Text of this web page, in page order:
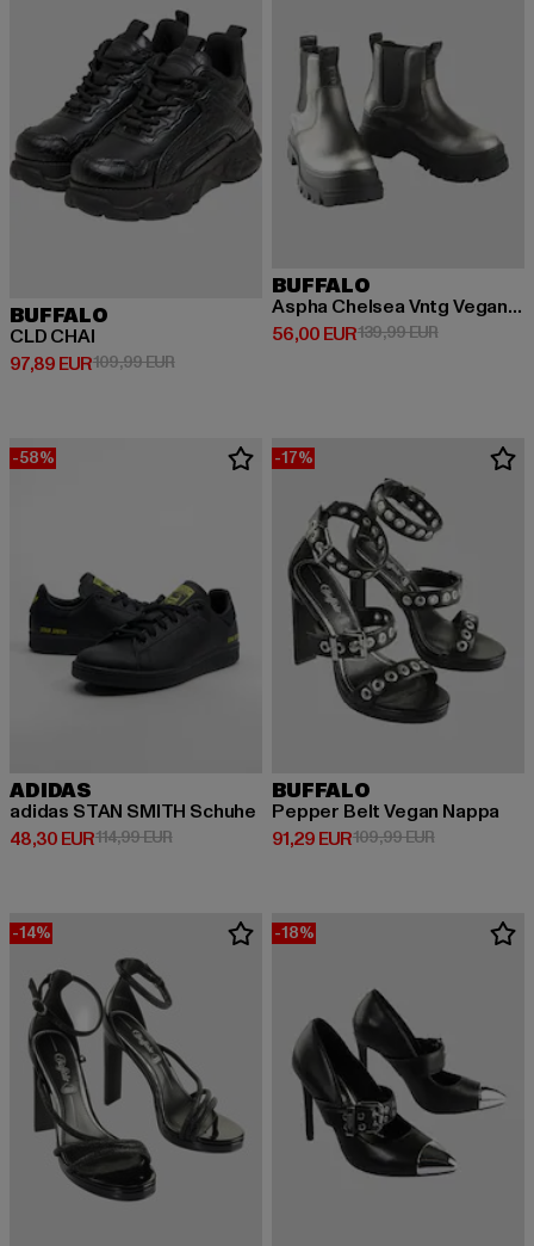
BUFFALO
CLD CHAI
97,89 EUR
Derzeitiger Preis: 97,89 EUR
109,99 EURAktionspreis: 109,99 EUR
BUFFALO
Aspha Chelsea Vntg Vegan Nappa
56,00 EUR
Derzeitiger Preis: 56,00 EUR
139,99 EURAktionspreis:
-58%
ADIDAS
adidas STAN SMITH Schuhe
48,30 EUR
Derzeitiger Preis: 48,30 EUR
114,99 EURAktionspreis: 114,99 EUR
-17%
BUFFALO
Pepper Belt Vegan Nappa
91,29 EUR
Derzeitiger Preis: 91,29 EUR
109,99 EURAktionspreis:
-14% -18%